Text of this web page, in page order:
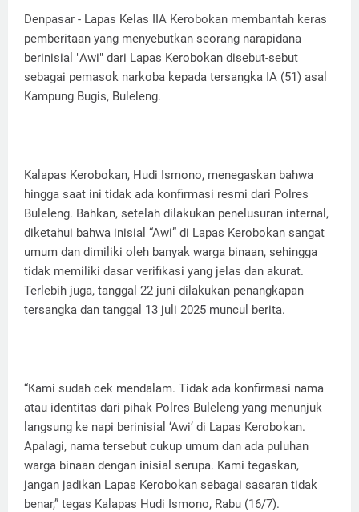
Denpasar - Lapas Kelas IIA Kerobokan membantah keras
pemberitaan yang menyebutkan seorang narapidana
berinisial "Awi" dari Lapas Kerobokan disebut-sebut
sebagai pemasok narkoba kepada tersangka IA (51) asal
Kampung Bugis, Buleleng.
Kalapas Kerobokan, Hudi Ismono, menegaskan bahwa
hingga saat ini tidak ada konfirmasi resmi dari Polres
Buleleng. Bahkan, setelah dilakukan penelusuran internal,
diketahui bahwa inisial “Awi” di Lapas Kerobokan sangat
umum dan dimiliki oleh banyak warga binaan, sehingga
tidak memiliki dasar verifikasi yang jelas dan akurat.
Terlebih juga, tanggal 22 juni dilakukan penangkapan
tersangka dan tanggal 13 juli 2025 muncul berita.
“Kami sudah cek mendalam. Tidak ada konfirmasi nama
atau identitas dari pihak Polres Buleleng yang menunjuk
langsung ke napi berinisial ‘Awi’ di Lapas Kerobokan.
Apalagi, nama tersebut cukup umum dan ada puluhan
warga binaan dengan inisial serupa. Kami tegaskan,
jangan jadikan Lapas Kerobokan sebagai sasaran tidak
benar,” tegas Kalapas Hudi Ismono, Rabu (16/7).